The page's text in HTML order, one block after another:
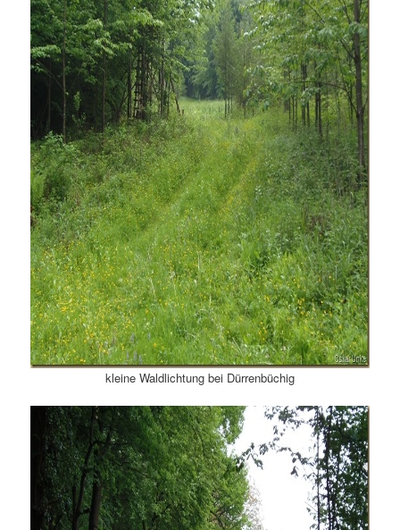
kleine Waldlichtung bei Dürrenbüchig